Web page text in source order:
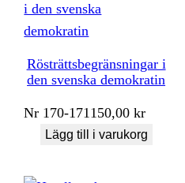
Rösträttsbegränsningar i
den svenska demokratin
Nr 170-171150,00kr
Lägg till i varukorg